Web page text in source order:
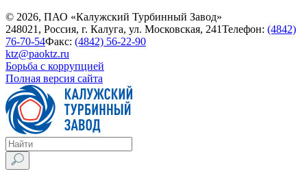
© 2026, ПАО «Калужский Турбинный Завод»
248021, Россия, г. Калуга, ул. Московская, 241Телефон: (4842)
76-70-54Факс: (4842) 56-22-90
ktz@paoktz.ru
Борьба с коррупцией
Полная версия сайта